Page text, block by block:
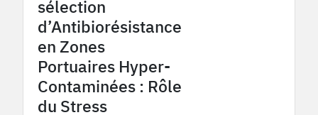
sélection
d’Antibiorésistance
en Zones
Portuaires Hyper-
Contaminées : Rôle
du Stress